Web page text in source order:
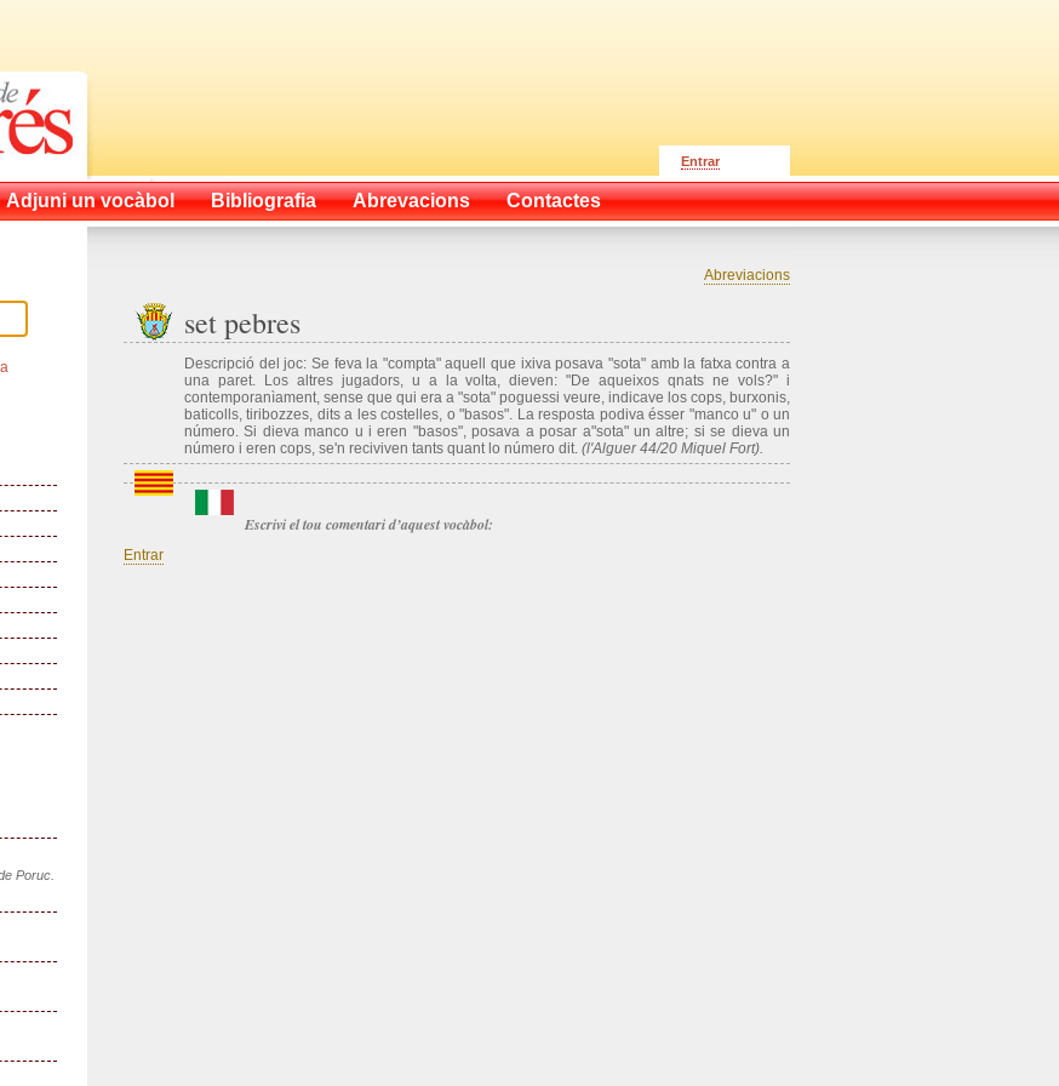
Entrar
Adjuni un vocàbol Bibliografia Abrevacions Contactes
Abreviacions
set pebres
Descripció del joc: Se feva la "compta" aquell que ixiva posava "sota" amb la fatxa contra a
una paret. Los altres jugadors, u a la volta, dieven: "De aqueixos qnats ne vols?" i
contemporanìament, sense que qui era a "sota" poguessi veure, indicave los cops, burxonis,
baticolls, tiribozzes, dits a les costelles, o "basos". La resposta podiva ésser "manco u" o un
número. Si dieva manco u i eren "basos", posava a posar a"sota" un altre; si se dieva un
número i eren cops, se'n reciviven tants quant lo número dit. (l'Alguer 44/20 Miquel Fort).
Escrivi el tou comentari d’aquest vocàbol:
Entrar
Poruc.